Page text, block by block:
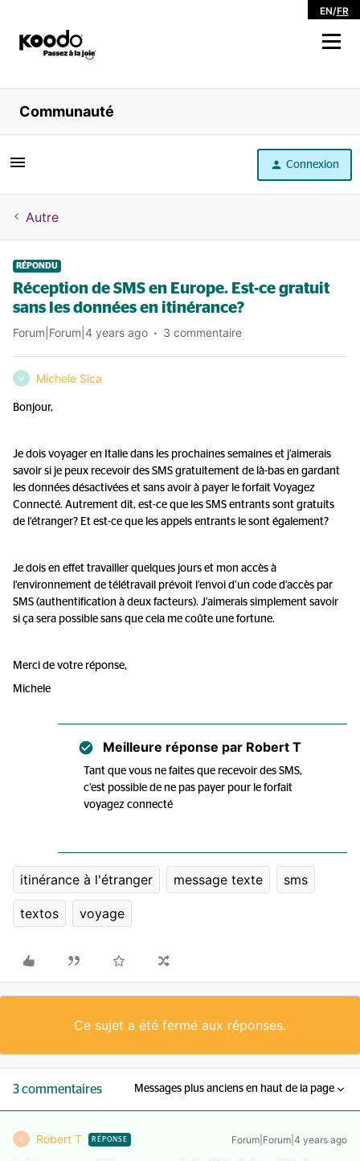
EN/FR
Magasiner
Libre service
Aide
Communauté
Connexion
Autre
RÉPONDU
Réception de SMS en Europe. Est-ce gratuit
sans les données en itinérance?
Forum|Forum|4 years ago 3 commentaire
M Michele Sica
Bonjour,
Je dois voyager en Italie dans les prochaines semaines et j’aimerais
savoir si je peux recevoir des SMS gratuitement de là-bas en gardant
les données désactivées et sans avoir à payer le forfait Voyagez
Connecté. Autrement dit, est-ce que les SMS entrants sont gratuits
de l’étranger? Et est-ce que les appels entrants le sont également?
Je dois en effet travailler quelques jours et mon accès à
l’environnement de télétravail prévoit l’envoi d’un code d’accès par
SMS (authentification à deux facteurs). J’aimerais simplement savoir
si ça sera possible sans que cela me coûte une fortune.
Merci de votre réponse,
Michele
Meilleure réponse par Robert T
Tant que vous ne faites que recevoir des SMS,
c’est possible de ne pas payer pour le forfait
voyagez connecté
itinérance à l'étranger message texte sms
textos voyage
Ce sujet a été fermé aux réponses.
3 commentaires Messages plus anciens en haut de la page
R Robert T RÉPONSE Forum|Forum|4 years ago